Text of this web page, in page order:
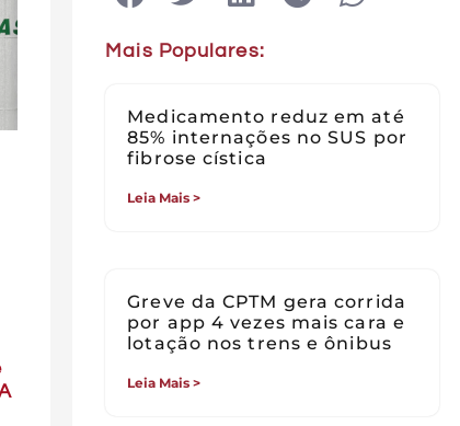
Mais Populares:
Medicamento reduz em até
85% internações no SUS por
fibrose cística
Leia Mais >
Greve da CPTM gera corrida
por app 4 vezes mais cara e
lotação nos trens e ônibus
Leia Mais >